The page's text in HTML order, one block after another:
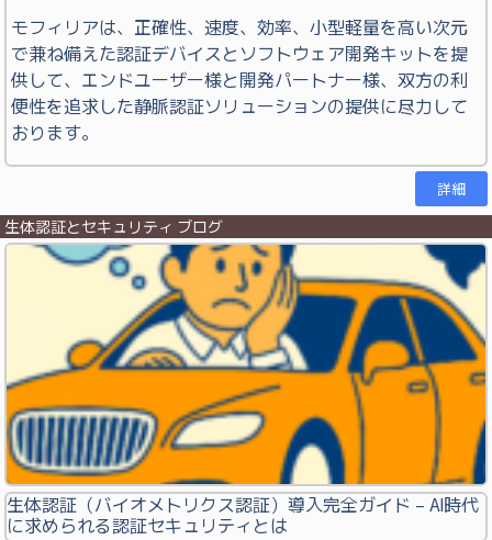
モフィリアは、正確性、速度、効率、小型軽量を高い次元
で兼ね備えた認証デバイスとソフトウェア開発キットを提
供して、エンドユーザー様と開発パートナー様、双方の利
便性を追求した静脈認証ソリューションの提供に尽力して
おります。
詳細
生体認証とセキュリティ ブログ
生体認証（バイオメトリクス認証）導入完全ガイド – AI時代
に求められる認証セキュリティとは